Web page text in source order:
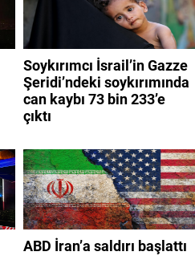
Soykırımcı İsrail’in Gazze
Şeridi’ndeki soykırımında
can kaybı 73 bin 233’e
çıktı
ABD İran’a saldırı başlattı